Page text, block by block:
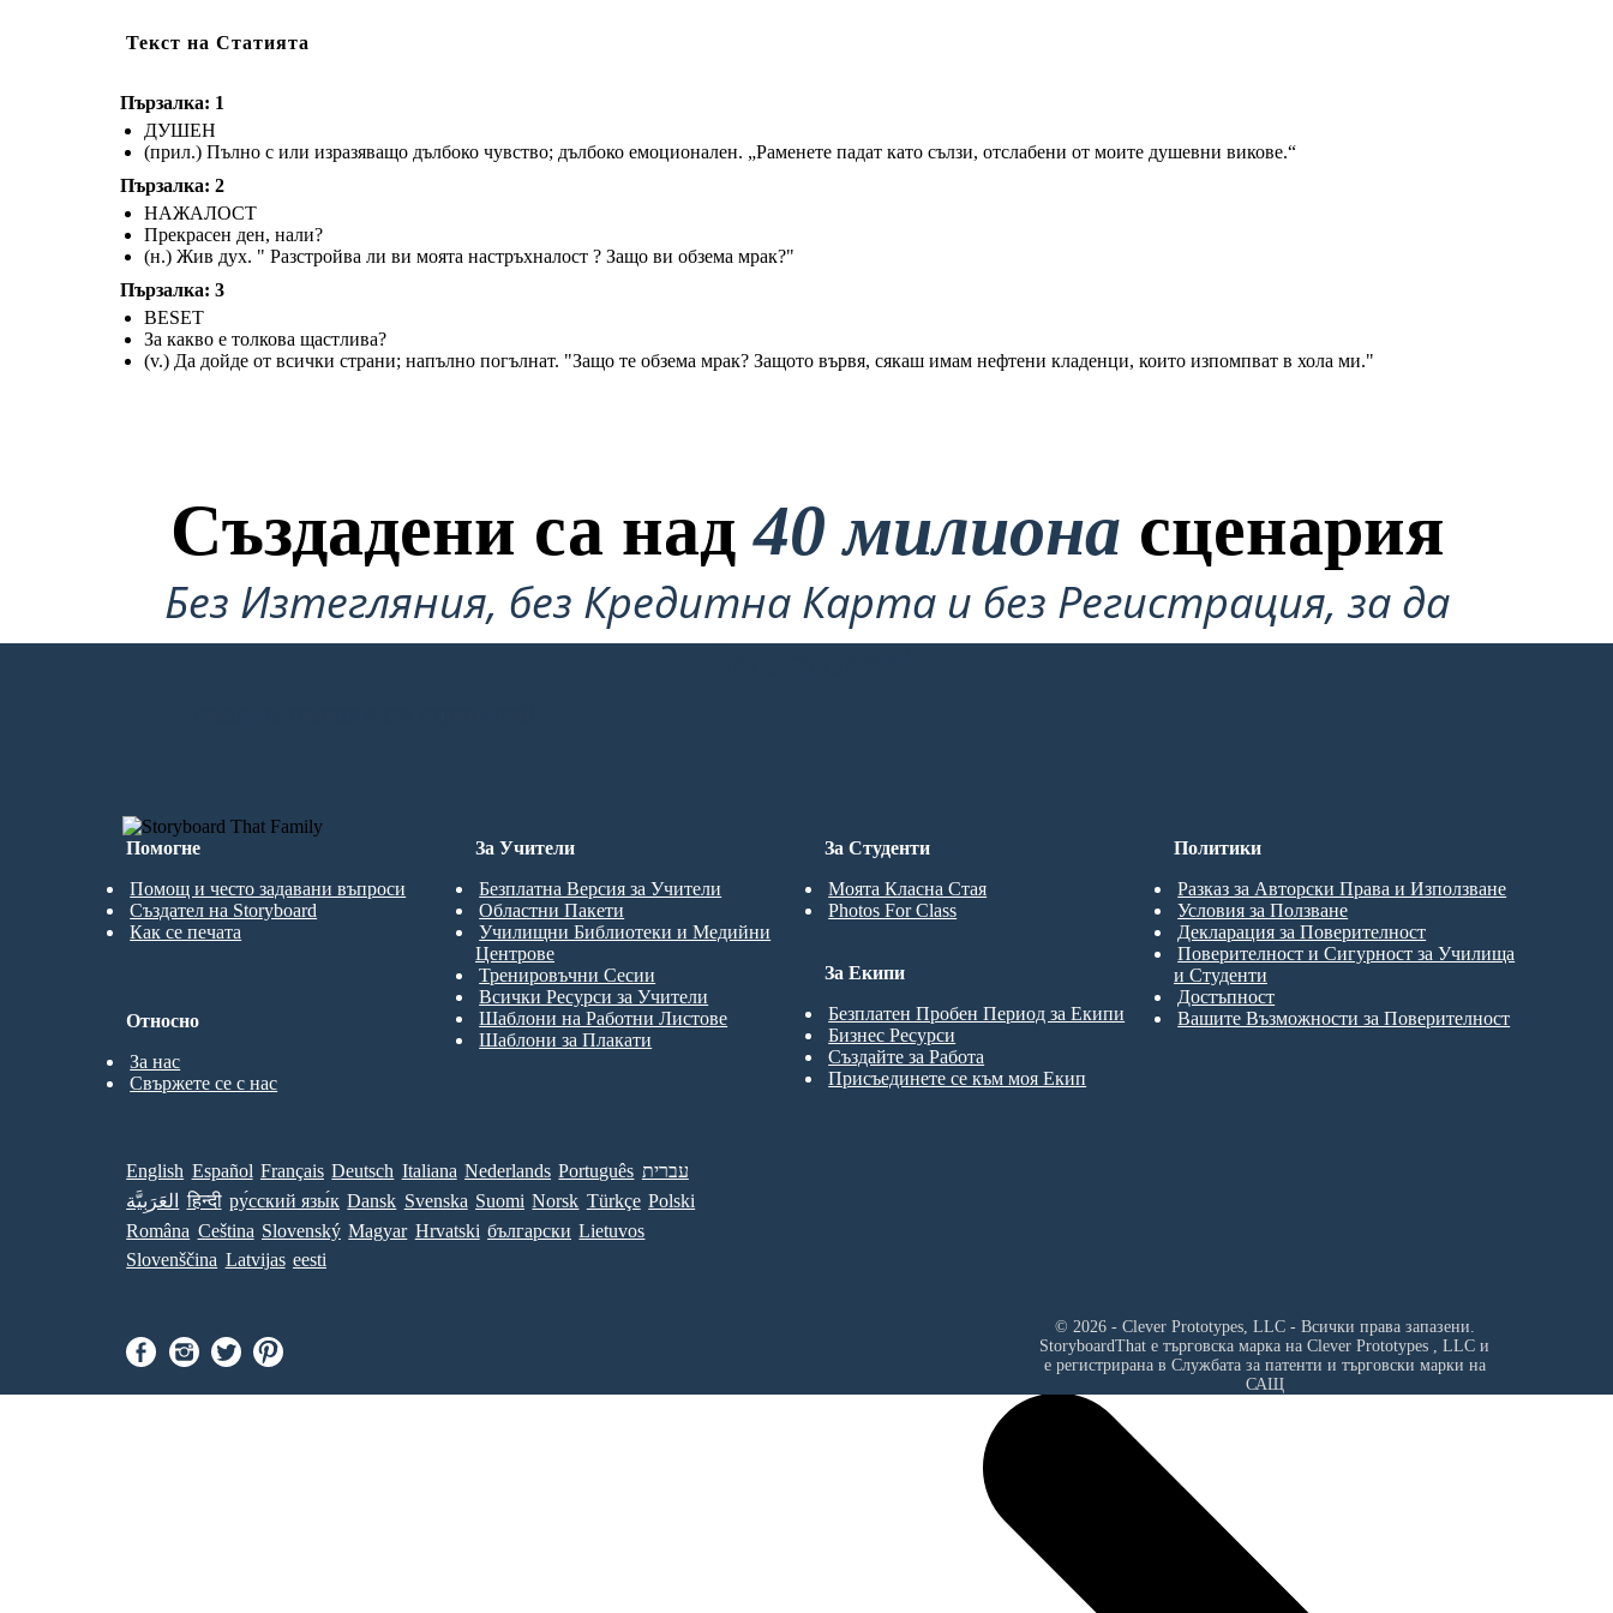
Текст на Статията
Пързалка: 1
ДУШЕН
(прил.) Пълно с или изразяващо дълбоко чувство; дълбоко емоционален. „Раменете падат като сълзи, отслабени от моите душевни викове.“
Пързалка: 2
НАЖАЛОСТ
Прекрасен ден, нали?
(н.) Жив дух. " Разстройва ли ви моята настръхналост ? Защо ви обзема мрак?"
Пързалка: 3
BESET
За какво е толкова щастлива?
(v.) Да дойде от всички страни; напълно погълнат. "Защо те обзема мрак? Защото вървя, сякаш имам нефтени кладенци, които изпомпват в хола ми."
Създадени са над40 милиона сценария
Без Изтегляния, без Кредитна Карта и без Регистрация, за да
Опитате!
Помогне
Помощ и често задавани въпроси
Създател на Storyboard
Как се печата
За Студенти
Моята Класна Стая
Photos For Class
За Учители
Безплатна Версия за Учители
Областни Пакети
Училищни Библиотеки и Медийни
Центрове
Тренировъчни Сесии
Всички Ресурси за Учители
Шаблони на Работни Листове
Шаблони за Плакати
За Екипи
Безплатен Пробен Период за Екипи
Бизнес Ресурси
Създайте за Работа
Присъединете се към моя Екип
Относно
За нас
Свържете се с нас
Политики
Разказ за Авторски Права и Използване
Условия за Ползване
Декларация за Поверителност
Поверителност и Сигурност за Училища
и Студенти
Достъпност
Вашите Възможности за Поверителност
English Español Français Deutsch Italiana Nederlands Português עברית
العَرَبِيَّة
हिन्दी ру́сский язы́к Dansk Svenska Suomi Norsk Türkçe Polski
Româna Ceština Slovenský Magyar Hrvatski български Lietuvos
Slovenščina Latvijas eesti
© 2026 - Clever Prototypes, LLC - Всички права запазени.
StoryboardThat е търговска марка на Clever Prototypes , LLC и
е регистрирана в Службата за патенти и търговски марки на
САЩ